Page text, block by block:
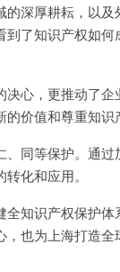
深厚耕耘，以
了知识产权如
心，更推动了企
价值和尊重知识
、同等保护。通
化和应用。
知识产权保护
也为上海打造